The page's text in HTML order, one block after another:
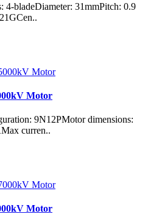
4-bladeDiameter: 31mmPitch: 0.9
Motor
9N12PMotor dimensions:
curren..
Motor